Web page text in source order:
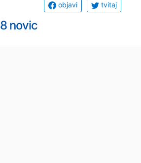
objavi tvitaj
8 novic